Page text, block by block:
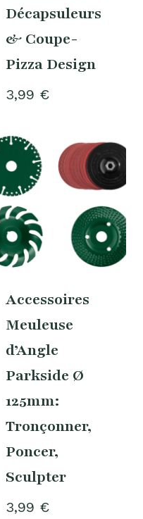
Décapsuleurs
& Coupe-
Pizza Design
3,99 €
Accessoires
Meuleuse
d’Angle
Parkside Ø
125mm:
Tronçonner,
Poncer,
Sculpter
3,99 €